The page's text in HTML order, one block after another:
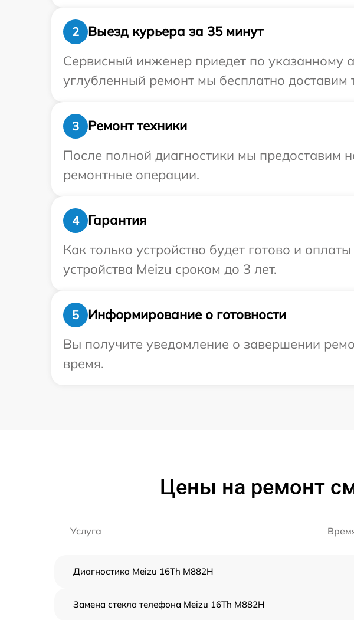
2
Выезд курьера за 35 минут
Сервисный инженер приедет по указанному
углубленный ремонт мы бесплатно доставим
3
Ремонт техники
После полной диагностики мы предоставим
ремонтные операции.
4
Гарантия
Как только устройство будет готово и
устройства Meizu сроком до 3 лет.
5
Информирование о готовности
Вы получите уведомление о завершении
время.
Цены на ремонт
Услуга
Диагностика Meizu 16Th M882H
Замена стекла телефона Meizu 16Th M882H